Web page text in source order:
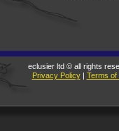
eclusier ltd © all rights
Privacy Policy | Terms of